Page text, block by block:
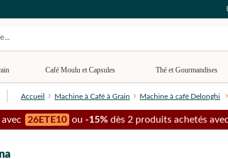
Café Moulu et Capsules Thé et Gourmandises
Accueil Machine à Café à Grain Machine à café Delonghi
avec 26ETE10 ou-15%dès 2 produits achetés avec